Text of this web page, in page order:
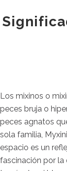
Los mixinos o
peces bruja o
peces agnatos
sola familia,
espacio es un
fascinación por la